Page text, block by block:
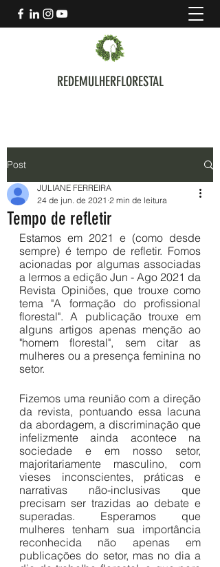
REDEMULHERFLORESTAL
Post
Tempo de refletir
JULIANE FERREIRA
24 de jun. de 2021 2 min de leitura
Estamos em 2021 e (como desde
sempre) é tempo de refletir. Fomos
acionadas por algumas associadas
a lermos a edição Jun - Ago 2021 da
Revista Opiniões, que trouxe como
tema "A formação do profissional
florestal". A publicação trouxe em
alguns artigos apenas menção ao
"homem florestal", sem citar as
mulheres ou a presença feminina no
setor.
Fizemos uma reunião com a direção
da revista, pontuando essa lacuna
da abordagem, a discriminação que
infelizmente ainda acontece na
sociedade e em nosso setor,
majoritariamente masculino, com
vieses inconscientes, práticas e
narrativas não-inclusivas que
precisam ser trazidas ao debate e
superadas. Esperamos que
mulheres tenham sua importância
reconhecida não apenas em
publicações do setor, mas no dia a